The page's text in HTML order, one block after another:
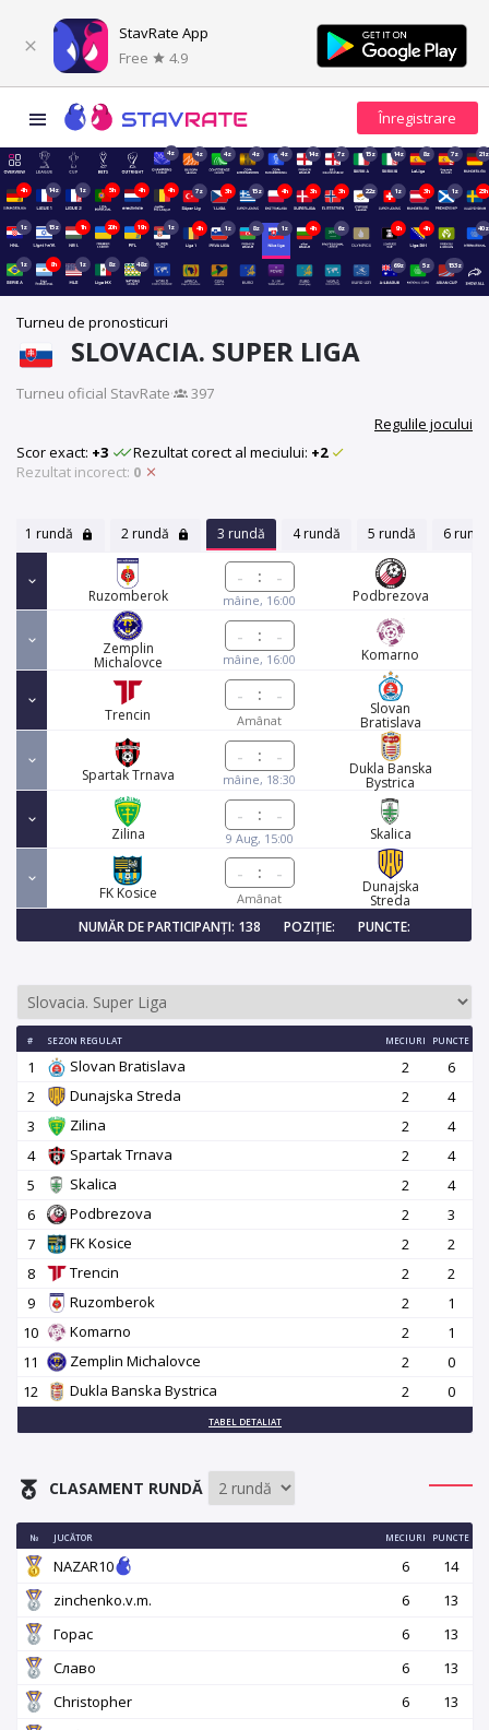
StavRate App
Free
4.9
4z 4z 4z 4z 4z 14z 7z 15z 14z 8z 7z 21z
4h 14z 1z 5h 4h 4h 7z 3h 15z 4h 3h 3h 22z 1z 3h 1z 23h
1z 15z 1h 20h 19h 1z 4h 1z 8z 1z 4h 6z 9h 4h 40z
1z 8h 1z 8z 48z 69z 5z 153z
Turneu de pronosticuri
SLOVACIA. SUPER LIGA
Turneu oficial StavRate·
397
Regulile jocului
Scor exact: +3 Rezultat corect al meciului: +2
Rezultat incorect: 0
1 rundă 2 rundă 3 rundă 4 rundă 5 rundă 6
Ruzomberok
:
mâine, 16:00 Podbrezova
Zemplin
Michalovce
:
mâine, 16:00 Komarno
Trencin
:
Amânat
Slovan
Bratislava
Spartak Trnava
:
mâine, 18:30
Dukla Banska
Bystrica
Zilina
:
9 Aug, 15:00 Skalica
FK Kosice
:
Amânat
Dunajska
Streda
NUMĂR DE PARTICIPANȚI: 138
POZIȚIE: PUNCTE:
# SEZON REGULAT MECIURI PUNCTE
1 Slovan Bratislava 2
6
2
Dunajska Streda 2
4
3
Zilina 2
4
4
Spartak Trnava 2
4
5
Skalica 2
4
6
Podbrezova 2
3
7
FK Kosice 2
2
8
Trencin 2
2
9
Ruzomberok 2
1
10
Komarno 2
1
11
Zemplin Michalovce 2
0
12
Dukla Banska Bystrica 2 0
TABEL DETALIAT
CLASAMENT RUNDĂ
№ JUCĂTOR MECIURI PUNCTE
NAZAR10 6
14
zinchenko.v.m.
6
13
Горас
6
13
Славо
6
13
Christopher
6
13